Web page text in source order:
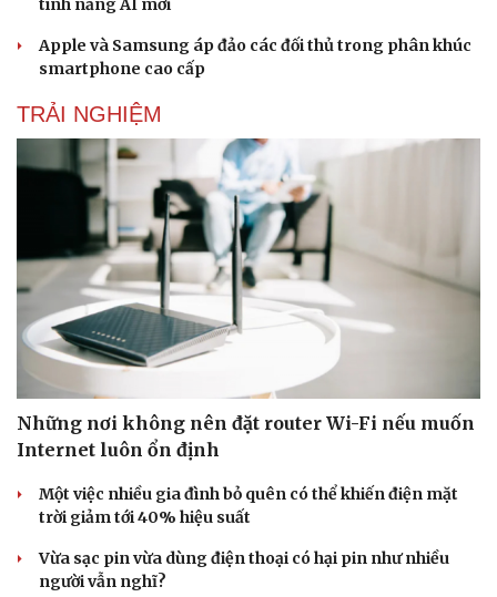
Doanh nghiệp
Doanh nghiệp 24h
Doanh nhân
Vì cộng đồng
Trải nghiệm
Chuyển đổi số
Apple và Samsung áp đảo các đối thủ trong phân khúc
smartphone cao cấp
TRẢI NGHIỆM
Những nơi không nên đặt router Wi-Fi nếu muốn
Internet luôn ổn định
Một việc nhiều gia đình bỏ quên có thể khiến điện mặt
trời giảm tới 40% hiệu suất
Vừa sạc pin vừa dùng điện thoại có hại pin như nhiều
người vẫn nghĩ?